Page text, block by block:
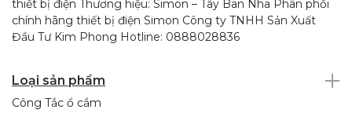
thiết bị điện Thương hiệu: Simon – Tây Ban Nha Phân phối
chính hãng thiết bị điện Simon Công ty TNHH Sản Xuất
Đầu Tư Kim Phong Hotline: 0888028836
Loại sản phẩm
Công Tắc ổ cắm